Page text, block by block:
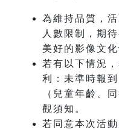
為維持品質，
人數限制，期
美好的影像文化
若有以下情況
利：未準時報
（兒童年齡、
觀須知。
若同意本次活